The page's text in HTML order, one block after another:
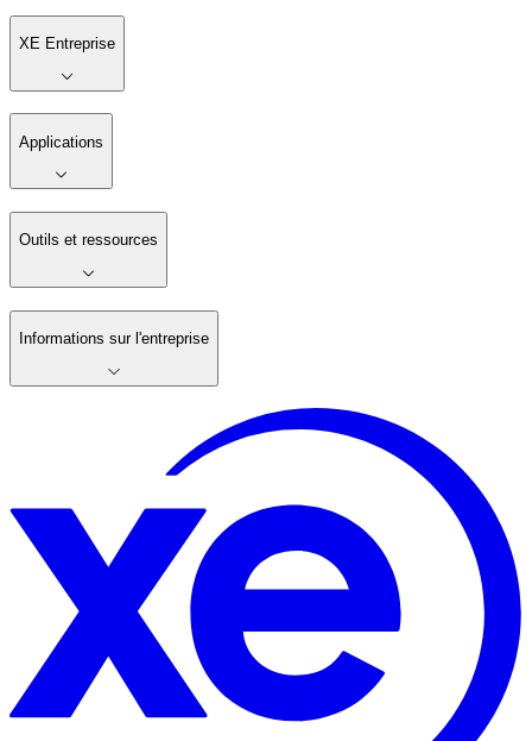
XE Entreprise
Applications
Outils et ressources
Informations sur l'entreprise